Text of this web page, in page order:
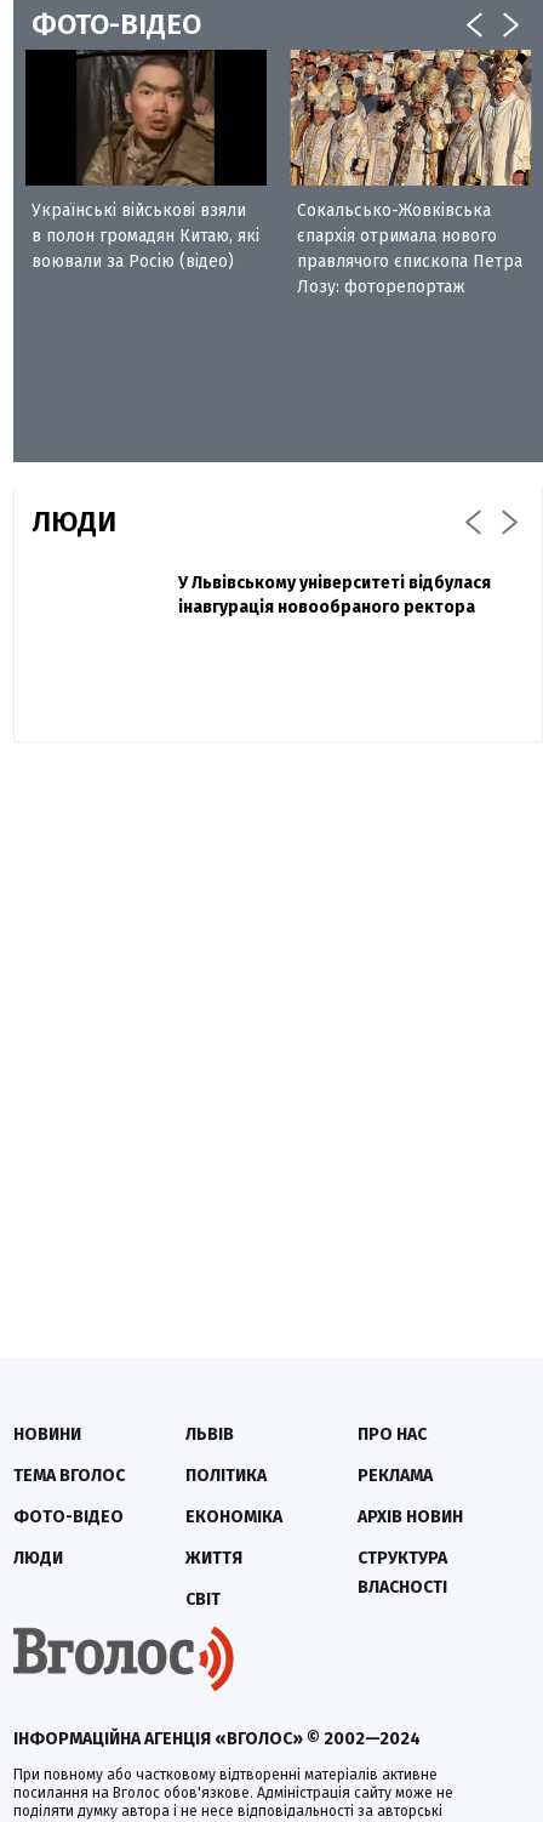
ФОТО-ВІДЕО
Українські військові взяли
в полон громадян Китаю, які
воювали за Росію (відео)
Сокальсько-Жовківська
єпархія отримала нового
правлячого єпископа Петра
Лозу: фоторепортаж
ЛЮДИ
Павло Дак
Захисник "Азовсталі" Діанов вдруге
одружився та показав фото з весілля
У Львівському університеті відбулася
інавгурація новообраного ректора
ІНФОРМАЦІЙНА АГЕНЦІЯ «ВГОЛОС» © 2002—2024
При повному або частковому відтворенні матеріалів активне
посилання на Вголос обов'язкове. Адміністрація сайту може не
поділяти думку автора і не несе відповідальності за авторські
НОВИНИ
ТЕМА ВГОЛОС
ФОТО-ВІДЕО
ЛЮДИ
ЛЬВІВ
ПОЛІТИКА
ЕКОНОМІКА
ЖИТТЯ
СВІТ
ПРО НАС
РЕКЛАМА
АРХІВ НОВИН
СТРУКТУРА
ВЛАСНОСТІ